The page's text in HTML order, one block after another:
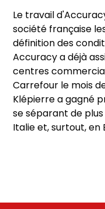
Le travail
société française
définition des
Accuracy a déjà
centres
Carrefour le mois
Klépierre a gagné
se séparant de
Italie et, surtout, en